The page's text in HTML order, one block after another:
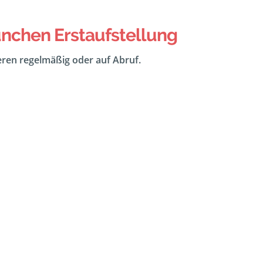
Erstaufstellung
regelmäßig oder auf Abruf.